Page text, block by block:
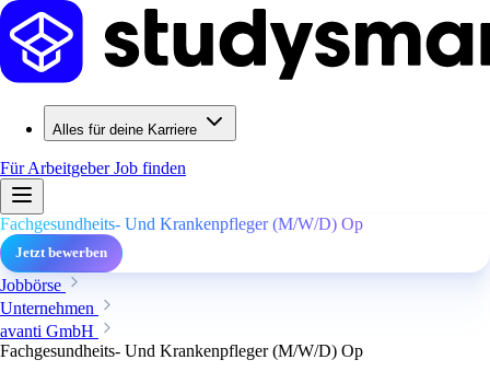
Alles für deine Karriere
Für ArbeitgeberJob finden
Fachgesundheits- Und Krankenpfleger (M/W/D) Op
Jetzt bewerben
Jobbörse
Unternehmen
avanti GmbH
Fachgesundheits- Und Krankenpfleger (M/W/D) Op